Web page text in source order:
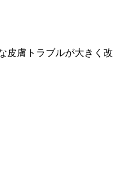
膚トラブルが大きく改